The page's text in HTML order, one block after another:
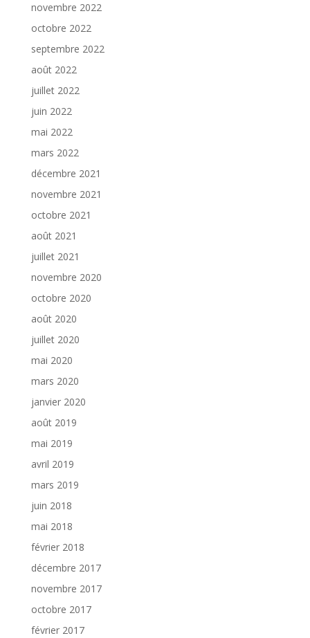
novembre 2022
octobre 2022
septembre 2022
août 2022
juillet 2022
juin 2022
mai 2022
mars 2022
décembre 2021
novembre 2021
octobre 2021
août 2021
juillet 2021
novembre 2020
octobre 2020
août 2020
juillet 2020
mai 2020
mars 2020
janvier 2020
août 2019
mai 2019
avril 2019
mars 2019
juin 2018
mai 2018
février 2018
décembre 2017
novembre 2017
octobre 2017
février 2017